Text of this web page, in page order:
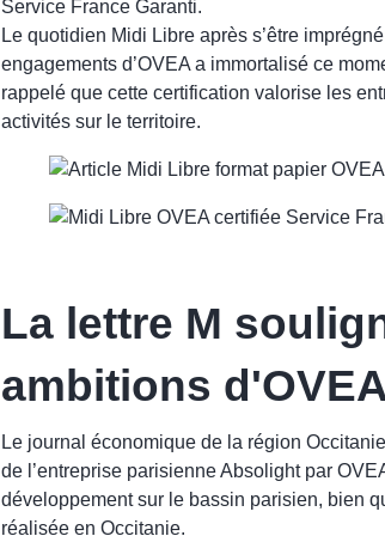
Service France Garanti.
Le quotidien Midi Libre après s’être
engagements d’OVEA a immortalisé ce
rappelé que cette certification valorise les
activités sur le territoire.
La lettre M
ambitions
Le journal économique de la région
de l’entreprise parisienne Absolight par
développement sur le bassin parisien, bien
réalisée en Occitanie.